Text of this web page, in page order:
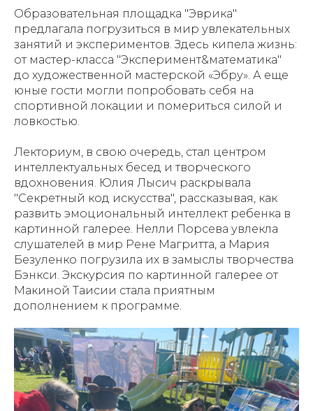
Образовательная площадка "Эврика"
предлагала погрузиться в мир увлекательных
занятий и экспериментов. Здесь кипела жизнь:
от мастер-класса "Эксперимент&математика"
до художественной мастерской «Эбру». А еще
юные гости могли попробовать себя на
спортивной локации и помериться силой и
ловкостью.
Лекториум, в свою очередь, стал центром
интеллектуальных бесед и творческого
вдохновения. Юлия Лысич раскрывала
"Секретный код искусства", рассказывая, как
развить эмоциональный интеллект ребенка в
картинной галерее. Нелли Порсева увлекла
слушателей в мир Рене Магритта, а Мария
Безуленко погрузила их в замыслы творчества
Бэнкси. Экскурсия по картинной галерее от
Макиной Таисии стала приятным
дополнением к программе.